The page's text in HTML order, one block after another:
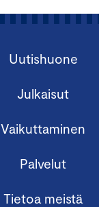
Uutishuone
Julkaisut
Vaikuttaminen
Palvelut
Tietoa meistä